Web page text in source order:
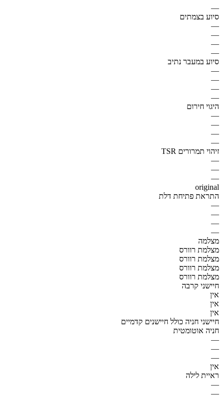
—
סיוע בצמתים
—
—
—
—
סיוע במעבר נתיב
—
—
—
—
היגוי חירום
—
—
—
—
זיהוי תמרורים TSR
—
—
—
original
התראת פתיחת דלת
—
—
—
—
מצלמה
מצלמת רוורס
מצלמת רוורס
מצלמת רוורס
מצלמת רוורס
חיישני קרבה
אין
אין
אין
חיישני חניה כולל חיישנים קדמיים
חניה אוטומטית
—
—
—
אין
ראיית לילה
—
—